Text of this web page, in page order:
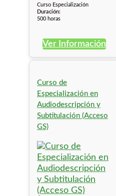
Curso Especialización
Duración:
500 horas
Ver Información
Curso de
Especialización en
Audiodescripción y
Subtitulación (Acceso
GS)